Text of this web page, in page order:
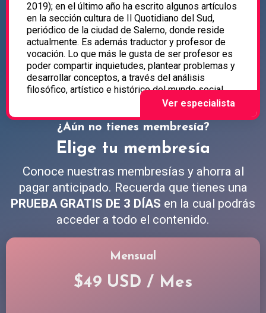
2019); en el último año ha escrito algunos artículos
en la sección cultura de Il Quotidiano del Sud,
periódico de la ciudad de Salerno, donde reside
actualmente. Es además traductor y profesor de
vocación. Lo que más le gusta de ser profesor es
poder compartir inquietudes, plantear problemas y
desarrollar conceptos, a través del análisis
filosófico, artístico e histórico del mundo social.
¿Aún no tienes membresía?
Elige tu membresía
Conoce nuestras membresías y ahorra al
pagar anticipado. Recuerda que tienes una
PRUEBA GRATIS DE 3 DÍAS en la cual podrás
acceder a todo el contenido.
Mensual
$49 USD / Mes